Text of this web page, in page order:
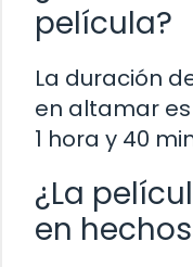
película?
La duración
en altamar
1 hora y 40
¿La
en